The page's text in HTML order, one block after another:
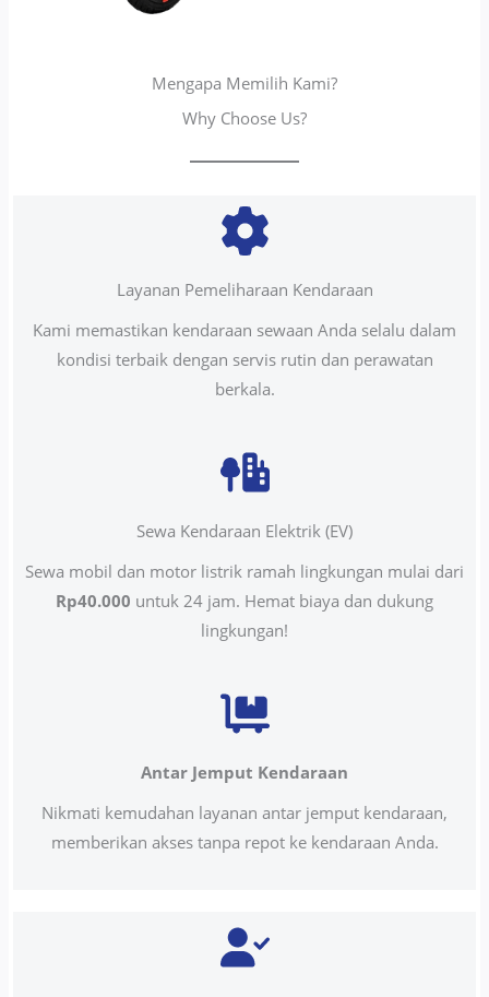
Mengapa Memilih Kami?
Why Choose Us?
Layanan Pemeliharaan Kendaraan
Kami memastikan kendaraan sewaan Anda selalu dalam
kondisi terbaik dengan servis rutin dan perawatan
berkala.
Sewa Kendaraan Elektrik (EV)
Sewa mobil dan motor listrik ramah lingkungan mulai dari
Rp40.000 untuk 24 jam. Hemat biaya dan dukung
lingkungan!
Antar Jemput Kendaraan
Nikmati kemudahan layanan antar jemput kendaraan,
memberikan akses tanpa repot ke kendaraan Anda.